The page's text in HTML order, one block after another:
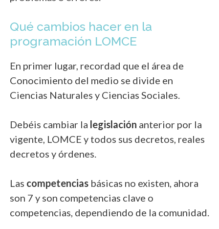
Qué cambios hacer en la
programación LOMCE
En primer lugar, recordad que el área de
Conocimiento del medio se divide en
Ciencias Naturales y Ciencias Sociales.
Debéis cambiar la legislación anterior por la
vigente, LOMCE y todos sus decretos, reales
decretos y órdenes.
Las competencias básicas no existen, ahora
son 7 y son competencias clave o
competencias, dependiendo de la comunidad.